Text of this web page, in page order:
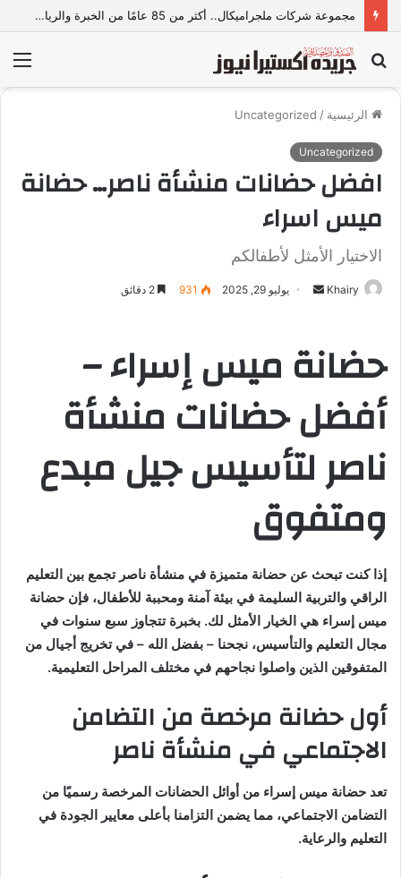
مجموعة شركات ملجراميكال.. أكثر من 85 عامًا من الخبرة والريادة في صناعة وتجارة الموازين
بحث
عن
الرئيسية /
Uncategorized
Uncategorized
افضل حضانات منشأة ناصر… حضانة
ميس اسراء
الاختيار الأمثل لأطفالكم
Khairy
ل
ب
د
إ
ك
ا
يوليو 29, 2025 931
حضانة ميس إسراء –
أفضل حضانات منشأة
ناصر لتأسيس جيل مبدع
ومتفوق
إذا كنت تبحث عن حضانة متميزة في منشأة ناصر تجمع بين التعليم
الراقي والتربية السليمة في بيئة آمنة ومحببة للأطفال، فإن حضانة
ميس إسراء هي الخيار الأمثل لك. بخبرة تتجاوز سبع سنوات في
مجال التعليم والتأسيس، نجحنا – بفضل الله – في تخريج أجيال من
المتفوقين الذين واصلوا نجاحهم في مختلف المراحل التعليمية.
أول حضانة مرخصة من التضامن
الاجتماعي في منشأة ناصر
تعد حضانة ميس إسراء من أوائل الحضانات المرخصة رسميًا من
التضامن الاجتماعي، مما يضمن التزامنا بأعلى معايير الجودة في
التعليم والرعاية.